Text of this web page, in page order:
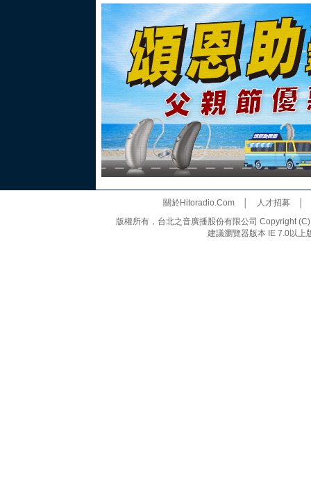
關於Hitoradio.Com│ 人才招募
版權所有，台北之音廣播股份有限公司 Copyright
建議瀏覽器版本 IE 7.0以上